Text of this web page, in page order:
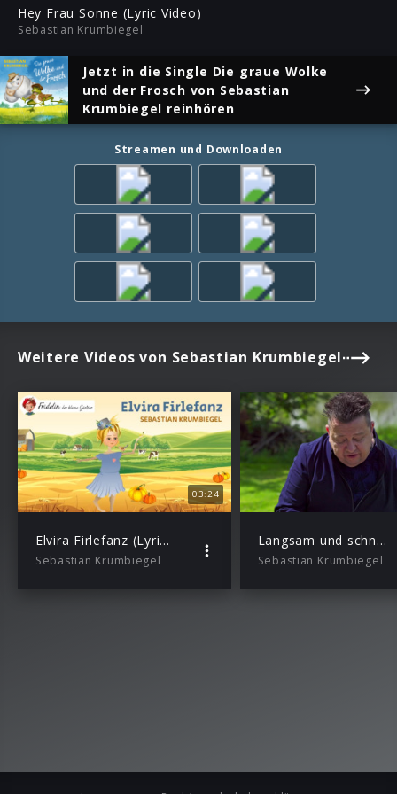
Hey Frau Sonne (Lyric Video)
Sebastian Krumbiegel
Jetzt in die Single Die graue Wolke
und der Frosch von Sebastian
Krumbiegel reinhören
Streamen und Downloaden
Weitere Videos von Sebastian Krumbiegel
03:24
Elvira Firlefanz (Lyric Video)
Sebastian Krumbiegel
Langsam und schnell (Live Piano Version)
Sebastian Krumbiegel